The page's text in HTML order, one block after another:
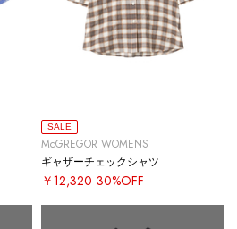
SALE
McGREGOR WOMENS
ギャザーチェックシャツ
￥12,320 30%OFF